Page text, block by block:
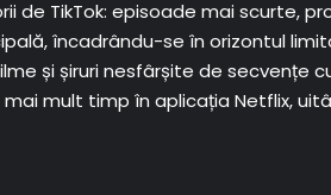
de TikTok: episoade mai scurte,
încadrându-se în orizontul
și șiruri nesfârșite de
mult timp în aplicația Netflix,